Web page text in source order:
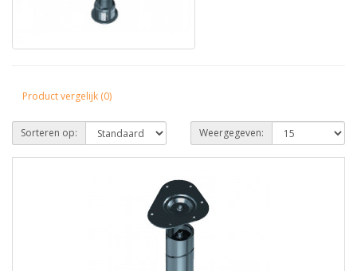
Product vergelijk (0)
Sorteren op: Weergegeven: